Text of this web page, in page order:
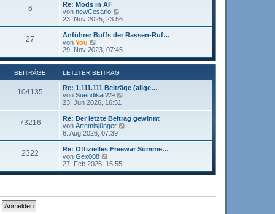
r
a
g
r
B
t
6
Re: Mods in AF
von newCesario
e
u
e
t
r
i
t
r
a
23. Nov 2025, 23:56
27
Anführer Buffs der Rassen-Ruf…
von You
e
u
e
s
t
e
r
B
t
r
a
29. Nov 2023, 07:45
BEITRÄGE LETZTER BEITRAG
104135
Re: 1.111.111 Beiträge (allge…
von SuendikatW9
u
e
s
t
B
t
g
23. Jun 2026, 16:51
73216
Re: Der letzte Beitrag gewinnt
von Artemisjünger
u
e
r
i
6. Aug 2026, 07:39
2322
Re: Offizielles Freewar Somme…
von Gex008
e
u
e
27. Feb 2026, 15:55